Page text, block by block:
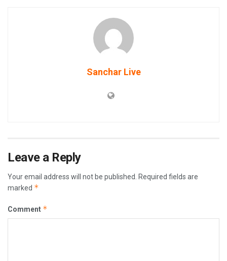
Sanchar Live
Leave a Reply
Your email address will not be published.
Required fields are
marked *
Comment *